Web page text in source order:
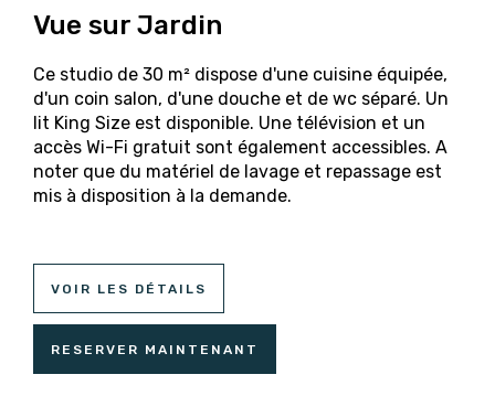
Vue sur Jardin
Ce studio de 30 m² dispose d'une cuisine équipée,
d'un coin salon, d'une douche et de wc séparé. Un
lit King Size est disponible. Une télévision et un
accès Wi-Fi gratuit sont également accessibles. A
noter que du matériel de lavage et repassage est
mis à disposition à la demande.
VOIR LES DÉTAILS
RESERVER MAINTENANT